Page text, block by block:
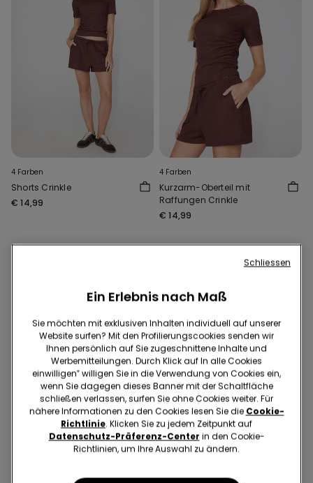
4 Farben
Shorts Crinkle
€ 14,99
4 Farben
Kurzarm-Oberteil mit
Raffungen Crinkle
€ 14,99
Ein Erlebnis nach Maß
Sie möchten mit exklusiven Inhalten individuell auf unserer
Website surfen? Mit den Profilierungscookies senden wir
Ihnen persönlich auf Sie zugeschnittene Inhalte und
Werbemitteilungen. Durch Klick auf In alle Cookies
einwilligen‟ willigen Sie in die Verwendung von Cookies ein,
wenn Sie dagegen dieses Banner mit der Schaltfläche
schließen verlassen, surfen Sie ohne Cookies weiter. Für
nähere Informationen zu den Cookies lesen Sie die Cookie-
Richtlinie. Klicken Sie zu jedem Zeitpunkt auf
Datenschutz-Präferenz-Center in den Cookie-
Richtlinien, um Ihre Auswahl zu ändern.
Schliessen